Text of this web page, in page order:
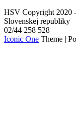
HSV Copyright 2020
Slovenskej republiky
02/44 258 528
Iconic One Theme |